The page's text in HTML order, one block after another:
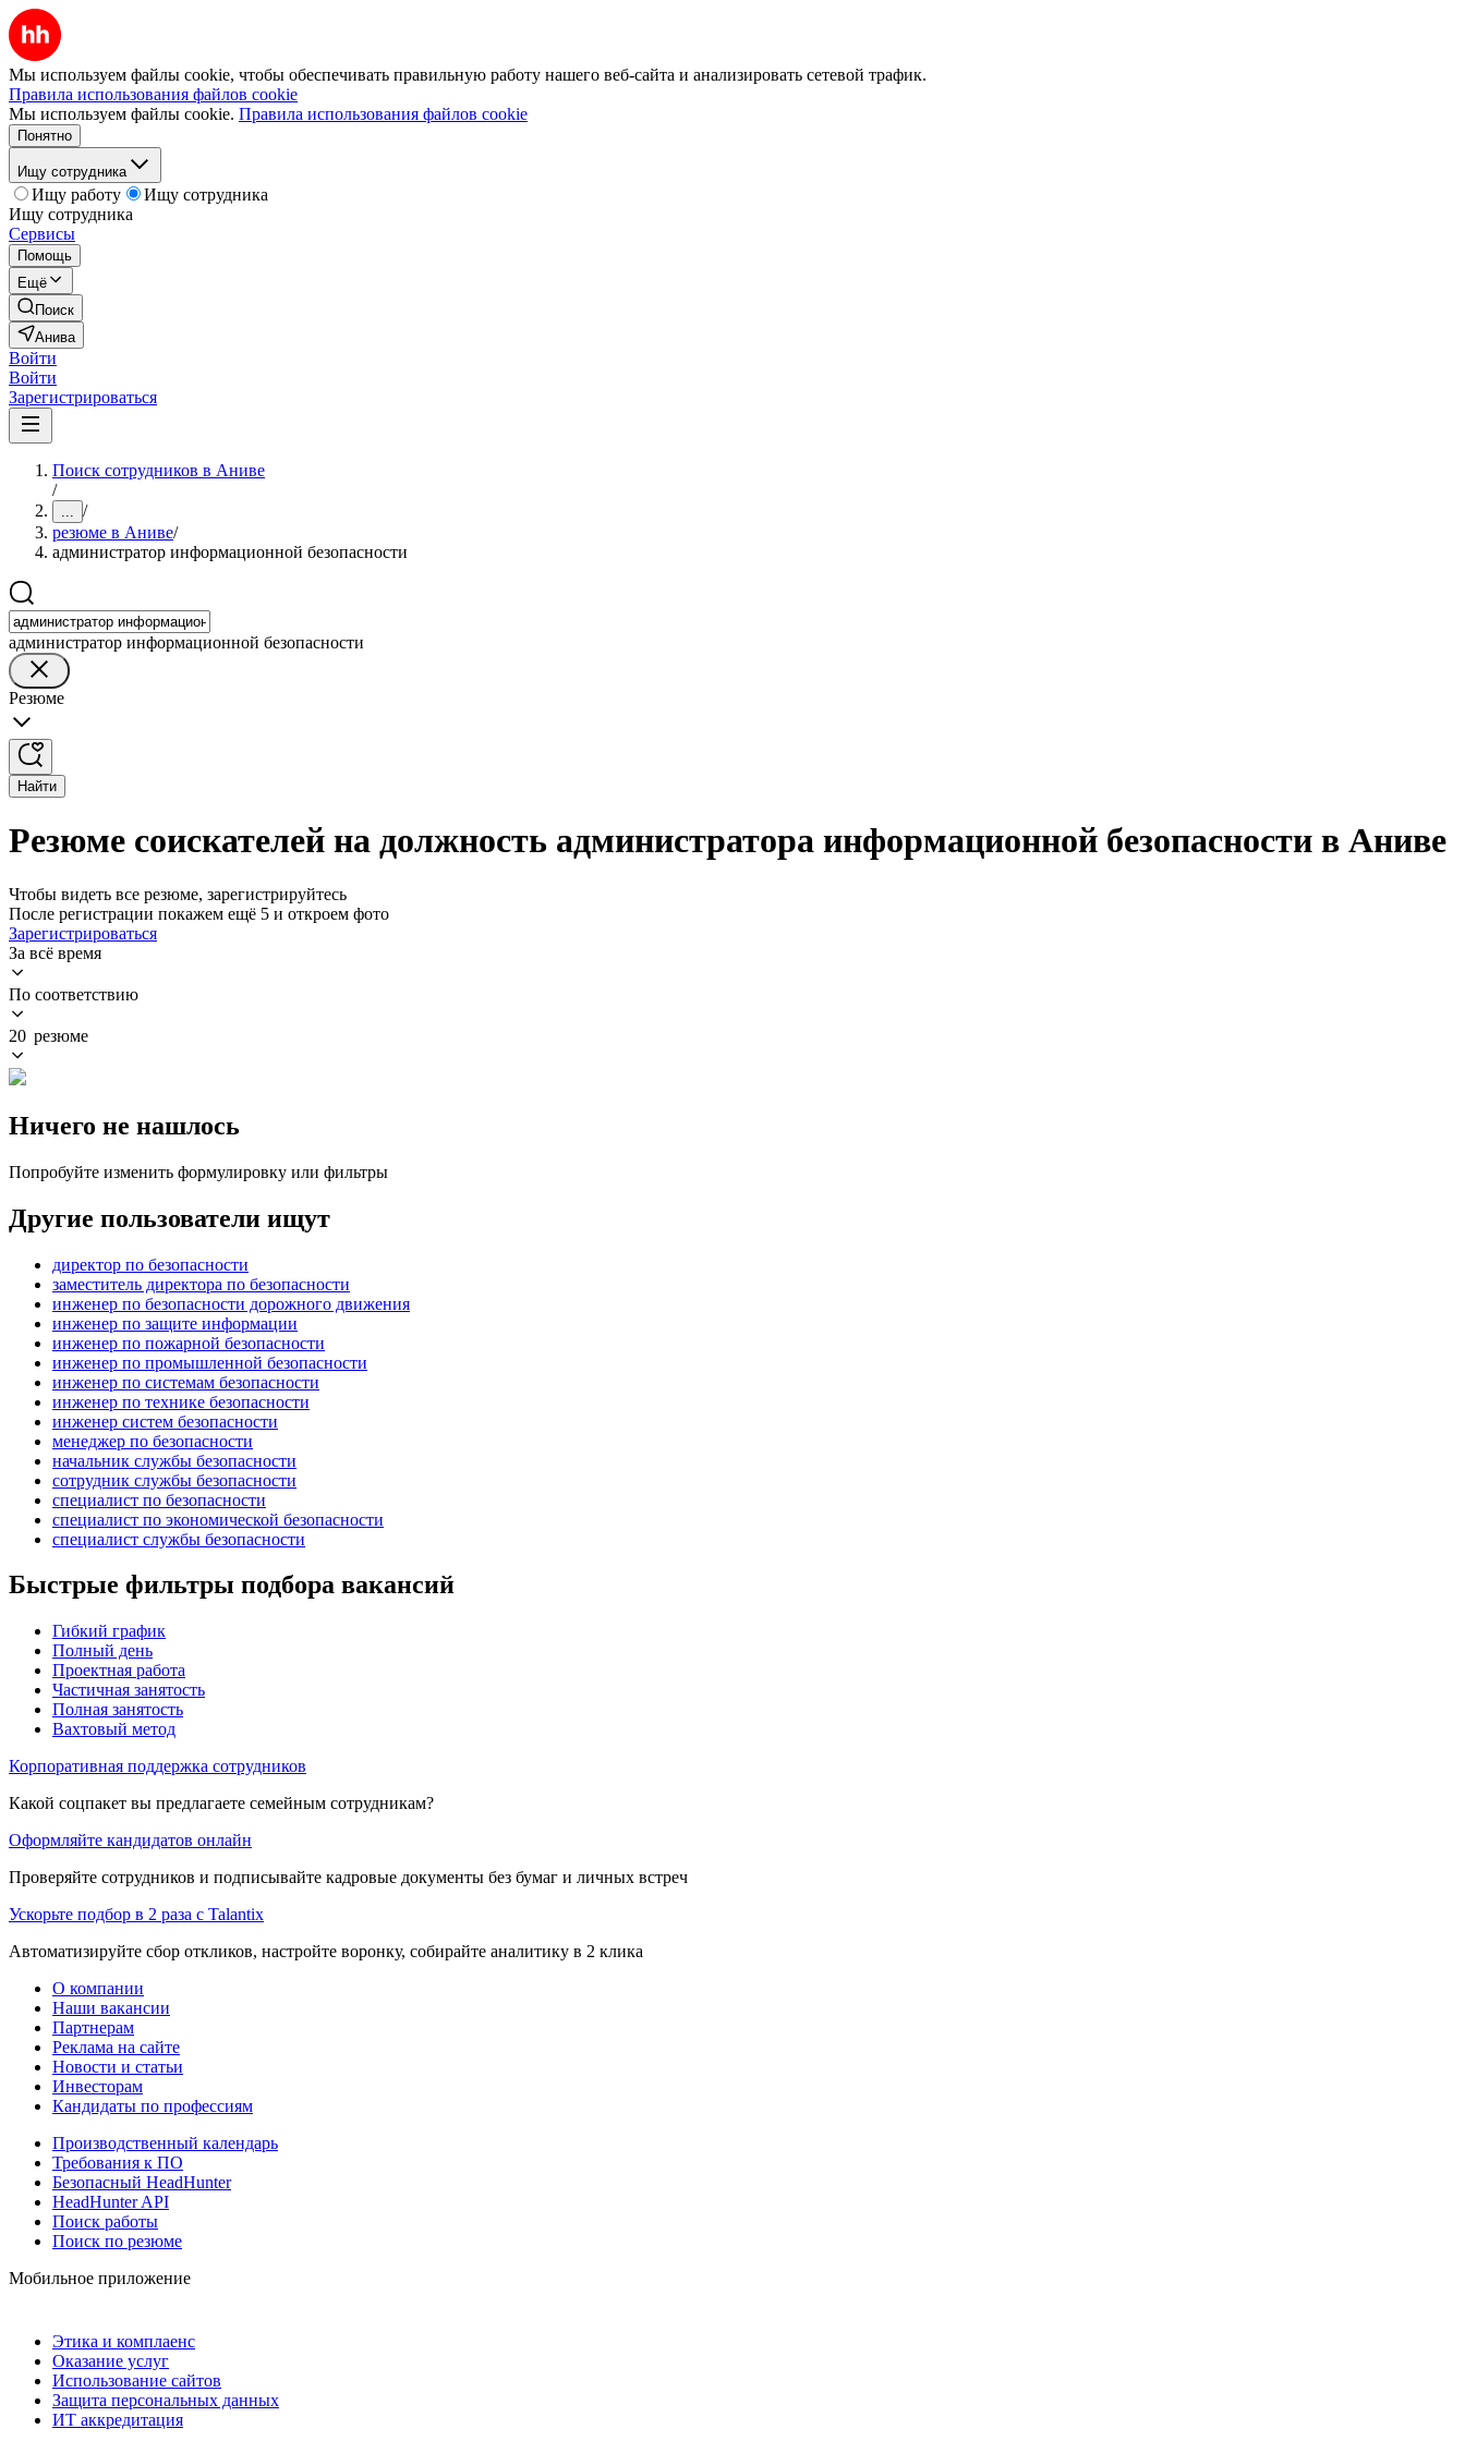
Мы используем файлы cookie, чтобы обеспечивать правильную работу нашего веб-сайта и анализировать сетевой трафик.
Правила использования файлов cookie
Мы используем файлы cookie. Правила использования файлов cookie
Понятно
Ищу сотрудника
Ищу работу
Ищу сотрудника
Ищу сотрудника
Сервисы
Помощь
Ещё
Поиск
Анива
Войти
Войти
Зарегистрироваться
Поиск сотрудников в Аниве
/
... /
резюме в Аниве/
администратор информационной безопасности
администратор информационной безопасности
Резюме
Найти
Резюме соискателей на должность администратора информационной безопасности в Аниве
Чтобы видеть все резюме, зарегистрируйтесь
После регистрации покажем ещё 5 и откроем фото
Зарегистрироваться
За всё время
По соответствию
20 резюме
Ничего не нашлось
Попробуйте изменить формулировку или фильтры
Другие пользователи ищут
директор по безопасности
заместитель директора по безопасности
инженер по безопасности дорожного движения
инженер по защите информации
инженер по пожарной безопасности
инженер по промышленной безопасности
инженер по системам безопасности
инженер по технике безопасности
инженер систем безопасности
менеджер по безопасности
начальник службы безопасности
сотрудник службы безопасности
специалист по безопасности
специалист по экономической безопасности
специалист службы безопасности
Быстрые фильтры подбора вакансий
Гибкий график
Полный день
Проектная работа
Частичная занятость
Полная занятость
Вахтовый метод
Корпоративная поддержка сотрудников
Какой соцпакет вы предлагаете семейным сотрудникам?
Оформляйте кандидатов онлайн
Проверяйте сотрудников и подписывайте кадровые документы без бумаг и личных встреч
Ускорьте подбор в 2 раза с Talantix
Автоматизируйте сбор откликов, настройте воронку, собирайте аналитику в 2 клика
О компании
Наши вакансии
Партнерам
Реклама на сайте
Новости и статьи
Инвесторам
Кандидаты по профессиям
Производственный календарь
Требования к ПО
Безопасный HeadHunter
HeadHunter API
Поиск работы
Поиск по резюме
Мобильное приложение
Этика и комплаенс
Оказание услуг
Использование сайтов
Защита персональных данных
ИТ аккредитация